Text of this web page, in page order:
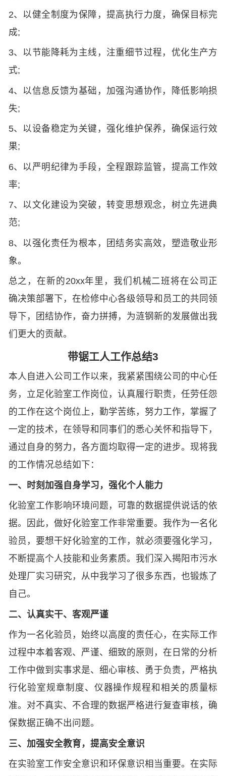
2、以健全制度为保障，提高执行力度，确保目标完
成;
3、以节能降耗为主线，注重细节过程，优化生产方
式;
4、以信息反馈为基础，加强沟通协作，降低影响损
失;
5、以设备稳定为关键，强化维护保养，确保运行效
果;
6、以严明纪律为手段，全程跟踪监管，提高工作效
率;
7、以文化建设为突破，转变思想观念，树立先进典
范;
8、以强化责任为根本，团结务实高效，塑造敬业形
象。
总之，在新的20xx年里，我们机械二班将在公司正
确决策部署下，在检修中心各级领导和员工的共同领
导下，团结协作，奋力拼搏，为涟钢新的发展做出我
们更大的贡献。
带锯工人工作总结3
本人自进入公司工作以来，我紧紧围绕公司的中心任
务，立足化验室工作岗位，认真履行职责，任劳任怨
的工作在这个岗位上，勤学苦练，努力工作，掌握了
一定的技术，在领导和同事们的悉心关怀和指导下，
通过自身的努力，各方面均取得一定的进步。现将我
的工作情况总结如下：
一、时刻加强自身学习，强化个人能力
化验室工作影响环境问题，可靠的数据提供说话的依
据。因此，做好化验室工作非常重要。我作为一名化
验员，要想干好化验室的工作，就必须要强化学习，
不断提高个人技能和业务素质。我们深入揭阳市污水
处理厂实习研究，从中我学习了很多东西，也锻炼了
自己。
二、认真实干、客观严谨
作为一名化验员，始终以高度的责任心，在实际工作
过程中本着客观、严谨、细致的原则，在日常的分析
工作中做到实事求是、细心审核、勇于负责，严格执
行化验室规章制度、仪器操作规程和相关的质量标
准。对不真实、不合理的数据严格进行复查审核，确
保数据正确不出问题。
三、加强安全教育，提高安全意识
在实验室工作安全意识和环保意识相当重要。在实际